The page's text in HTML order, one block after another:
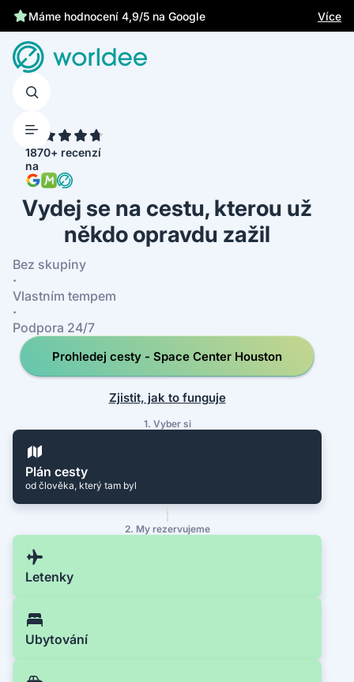
Máme hodnocení 4,9/5 na Google
Chrání tě zákonné pojištění
Více
1870+ recenzí
na
Vydej se na cestu, kterou už
někdo opravdu zažil
Bez skupiny
·
Vlastním tempem
·
Podpora 24/7
Prohledej cesty - Space Center Houston
Zjistit, jak to funguje
1. Vyber si
Plán cesty
od člověka, který tam byl
2. My rezervujeme
Letenky
Ubytování